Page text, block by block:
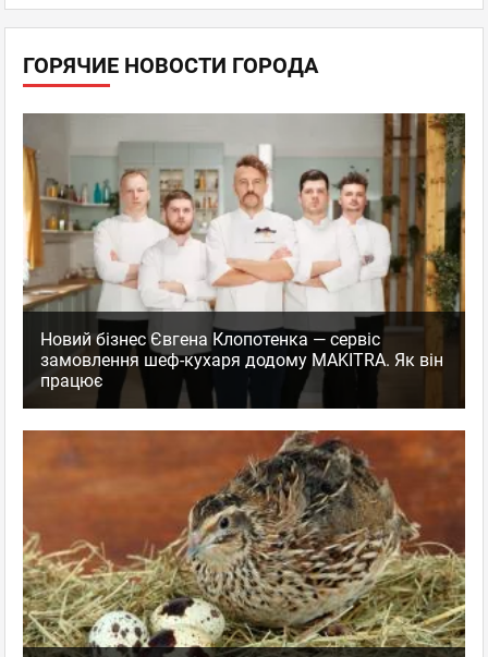
ГОРЯЧИЕ НОВОСТИ ГОРОДА
Новий бізнес Євгена Клопотенка — сервіс
замовлення шеф-кухаря додому MAKITRA. Як він
працює